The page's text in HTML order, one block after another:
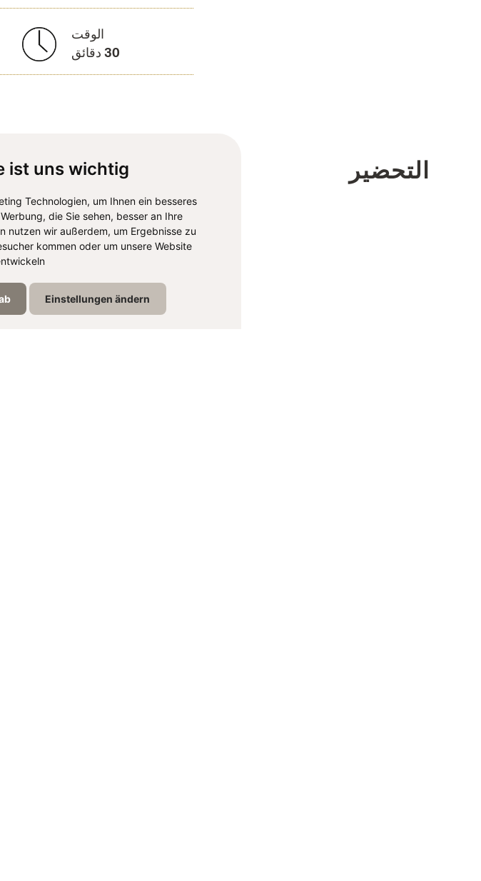
ist uns wichtig
Technologien, um Ihnen ein besseres
die Sie sehen, besser an Ihre
nutzen wir außerdem, um Ergebnisse zu
kommen oder um unsere Website
Einstellungen ändern
الوقت
30 دقائق
التحضير